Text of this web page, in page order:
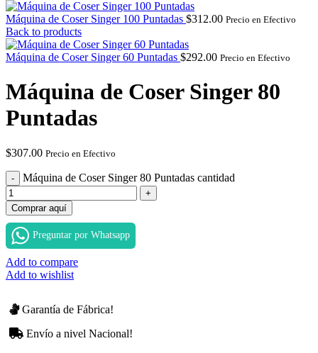
Máquina de Coser Singer 100 Puntadas $312.00 Precio en Efectivo
Back to products
Máquina de Coser Singer 60 Puntadas $292.00 Precio en Efectivo
Máquina de Coser Singer 80
Puntadas
$307.00 Precio en Efectivo
Máquina de Coser Singer 80 Puntadas cantidad
Comprar aquí
Preguntar por Whatsapp
Add to compare
Add to wishlist
Garantía de Fábrica!
Envío a nivel Nacional!